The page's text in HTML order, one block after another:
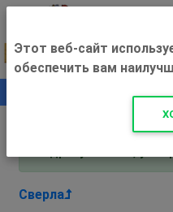
Внимание! С 3
Сверла
Этот веб-сайт
обеспечить вам